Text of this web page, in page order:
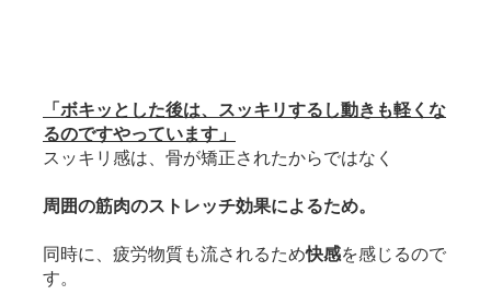
「ボキッとした後は、スッキリするし動きも軽くな
るのですやっています」
スッキリ感は、骨が矯正されたからではなく
周囲の筋肉のストレッチ効果によるため。
同時に、疲労物質も流されるため快感を感じるので
す。